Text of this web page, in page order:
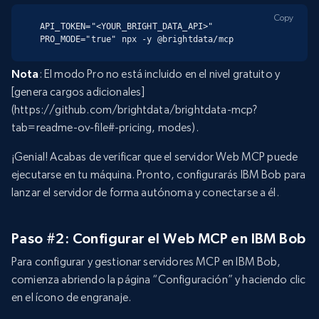
API_TOKEN="<YOUR_BRIGHT_DATA_API>"
PRO_MODE="true" npx -y @brightdata/mcp
Copy
Nota: El modo Pro no está incluido en el nivel gratuito y
[genera cargos adicionales]
(https://github.com/brightdata/brightdata-mcp?
tab=readme-ov-file#-pricing, modes).
¡Genial! Acabas de verificar que el servidor Web MCP puede
ejecutarse en tu máquina. Pronto, configurarás IBM Bob para
lanzar el servidor de forma autónoma y conectarse a él.
Paso #2: Configurar el Web MCP en IBM Bob
Para configurar y gestionar servidores MCP en IBM Bob,
comienza abriendo la página “Configuración” y haciendo clic
en el ícono de engranaje.